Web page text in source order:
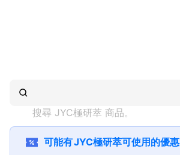
搜尋 JYC極研萃 商品。
可能有JYC極研萃可使用的優